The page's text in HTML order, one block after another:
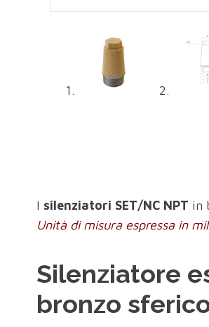
I silenziatori SET/NC NPT in
Unità di misura espressa in
Silenziatore
bronzo